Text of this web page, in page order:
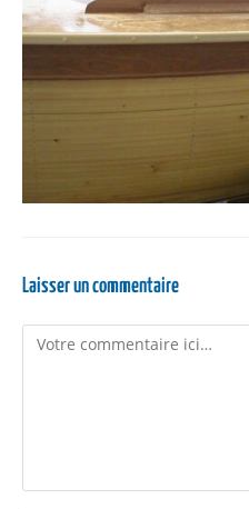
Laisser un commentaire